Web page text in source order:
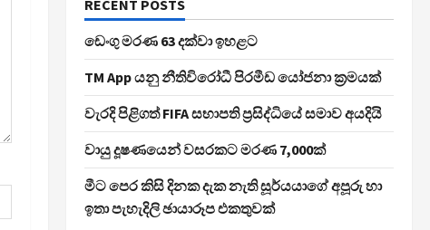
RECENT POSTS
ඩෙංගු මරණ 63 දක්වා ඉහළට
TM App යනු නීතිවිරෝධී පිරමීඩ යෝජනා ක්‍රමයක්
වැරදි පිළිගත් FIFA සභාපති ප්‍රසිද්ධියේ සමාව අයදියි
වායු දූෂණයෙන් වසරකට මරණ 7,000ක්
මීට පෙර කිසි දිනක දැක නැති සූර්යයාගේ අපූරු හා
ඉතා පැහැදිලි ඡායාරූප එකතුවක්